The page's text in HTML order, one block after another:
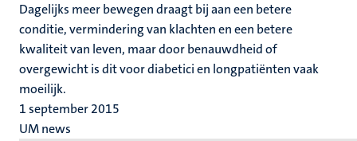
Dagelijks meer bewegen draagt bij aan een betere
conditie, vermindering van klachten en een betere
kwaliteit van leven, maar door benauwdheid of
overgewicht is dit voor diabetici en longpatiënten vaak
moeilijk.
1 september 2015
UM news